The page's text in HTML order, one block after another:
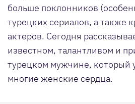
больше поклонников
турецких сериалов, а также
актеров. Сегодня
известном, талантливом и
турецком мужчине, который
многие женские сердца.